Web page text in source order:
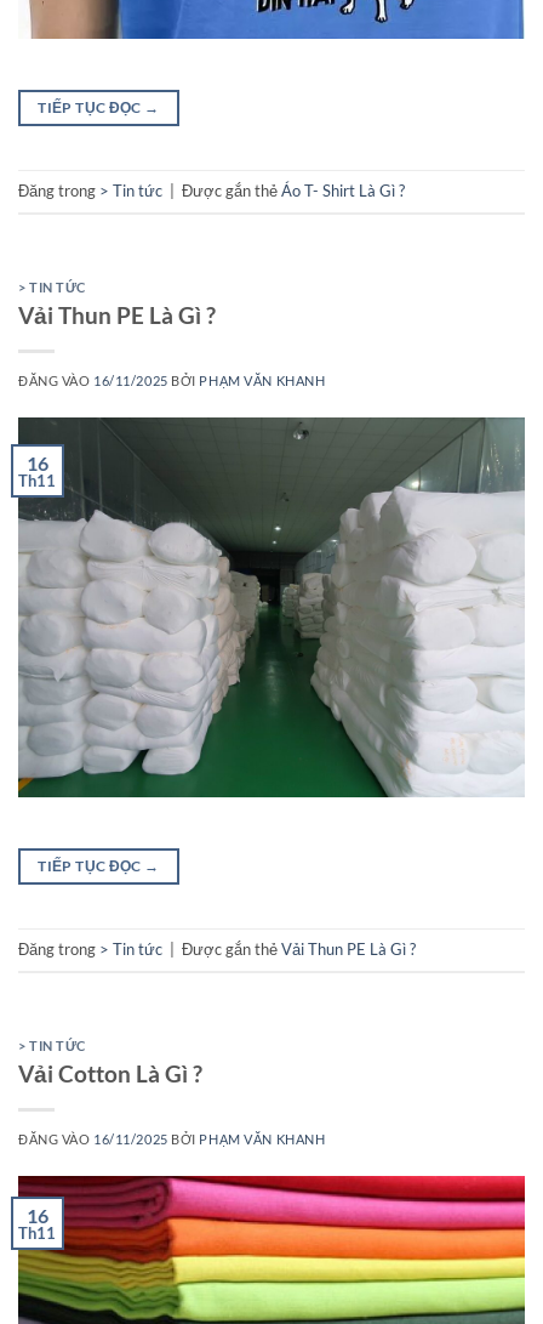
TIẾP TỤC ĐỌC →
Đăng trong > Tin tức Được gắn thẻÁo T- Shirt Là Gì ?
> TIN TỨC
Vải Thun PE Là Gì ?
ĐĂNG VÀO 16/11/2025 BỞI PHẠM VĂN KHANH
16
Th11
TIẾP TỤC ĐỌC →
Đăng trong > Tin tức Được gắn thẻVải Thun PE Là Gì ?
> TIN TỨC
Vải Cotton Là Gì ?
ĐĂNG VÀO 16/11/2025 BỞI PHẠM VĂN KHANH
16
Th11